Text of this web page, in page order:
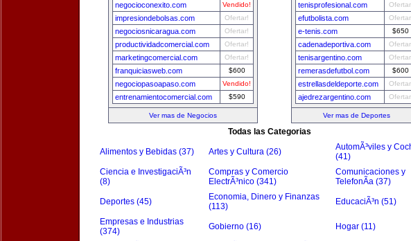
negocioconexito.com Vendido!
impresiondebolsas.com Ofertar!
negociosnicaragua.com Ofertar!
productividadcomercial.com Ofertar!
marketingcomercial.com Ofertar!
franquiciasweb.com $600
negociopasoapaso.com Vendido!
entrenamientocomercial.com $590
Ver mas de Negocios
tenisprofesional.com
efutbolista.com
e-tenis.com $650
cadenadeportiva.com
tenisargentino.com
remerasdefutbol.com $600
estrellasdeldeporte.com
ajedrezargentino.com
Ver mas de Deportes
Todas las Categorias
Alimentos y Bebidas (37) Artes y Cultura (26)
AutomÃ³viles y
(41)
Ciencia e InvestigaciÃ³n
(8)
Compras y Comercio
ElectrÃ³nico (341)
Comunicaciones y
TelefonÃ­a (37)
Deportes (45)
Economia, Dinero y Finanzas
(113)
EducaciÃ³n (51)
Empresas e Industrias
(374)
Gobierno (16) Hogar (11)